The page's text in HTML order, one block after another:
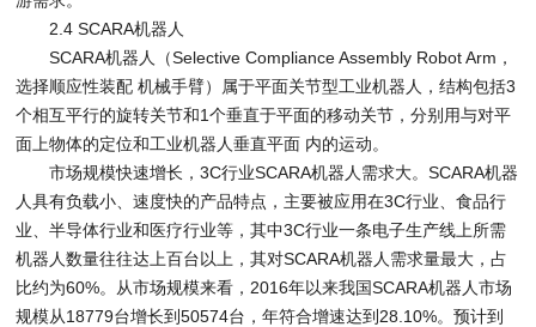
2.4 SCARA机器人
SCARA机器人（Selective Compliance Assembly Robot Arm，
选择顺应性装配 机械手臂）属于平面关节型工业机器人，结构包括3
个相互平行的旋转关节和1个垂直于平面的移动关节，分别用与对平
面上物体的定位和工业机器人垂直平面 内的运动。
市场规模快速增长，3C行业SCARA机器人需求大。SCARA机器
人具有负载小、速度快的产品特点，主要被应用在3C行业、食品行
业、半导体行业和医疗行业等，其中3C行业一条电子生产线上所需
机器人数量往往达上百台以上，其对SCARA机器人需求量最大，占
比约为60%。从市场规模来看，2016年以来我国SCARA机器人市场
规模从18779台增长到50574台，年符合增速达到28.10%。预计到